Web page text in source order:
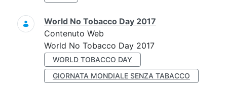
World No Tobacco Day 2017
Contenuto Web
World No Tobacco Day 2017
WORLD TOBACCO DAY
GIORNATA MONDIALE SENZA TABACCO